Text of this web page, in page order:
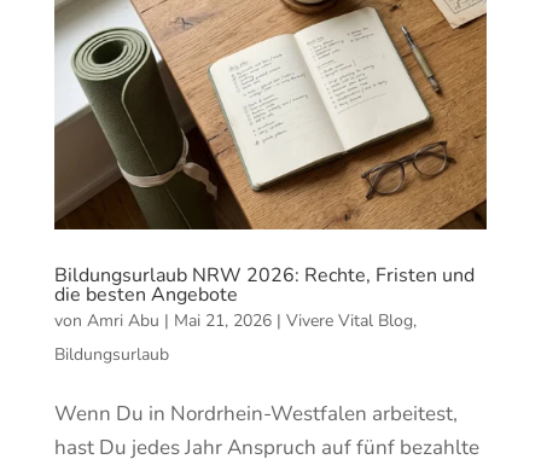
Bildungsurlaub NRW 2026: Rechte, Fristen und
die besten Angebote
von Amri Abu | Mai 21, 2026| Vivere Vital Blog,
Bildungsurlaub
Wenn Du in Nordrhein-Westfalen arbeitest,
hast Du jedes Jahr Anspruch auf fünf bezahlte